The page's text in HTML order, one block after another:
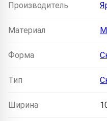
Производитель
Материал
Форма
Тип
Ширина